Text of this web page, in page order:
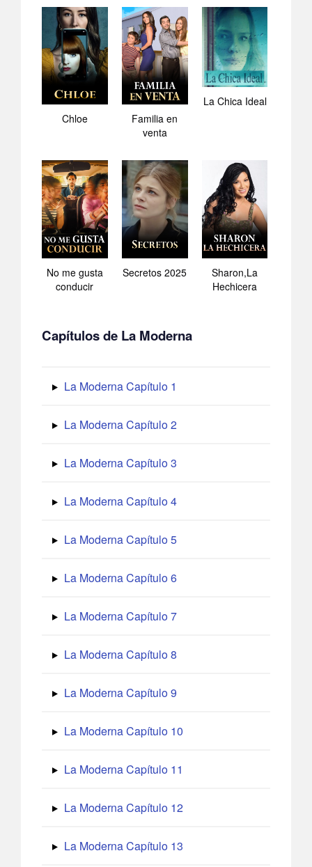
Chloe
Familia en
venta
La Chica Ideal
No me gusta
conducir
Secretos 2025
Sharon,La
Hechicera
Capítulos de La Moderna
La Moderna Capítulo 1
La Moderna Capítulo 2
La Moderna Capítulo 3
La Moderna Capítulo 4
La Moderna Capítulo 5
La Moderna Capítulo 6
La Moderna Capítulo 7
La Moderna Capítulo 8
La Moderna Capítulo 9
La Moderna Capítulo 10
La Moderna Capítulo 11
La Moderna Capítulo 12
La Moderna Capítulo 13